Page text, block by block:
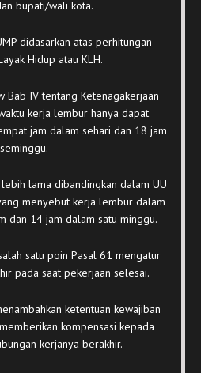
bupati/wali kota.
didasarkan atas perhitungan
Hidup atau KLH.
Bab IV tentang Ketenagakerjaan
kerja lembur hanya dapat
jam dalam sehari dan 18 jam
seminggu.
lama dibandingkan dalam UU
menyebut kerja lembur dalam
dan 14 jam dalam satu minggu.
satu poin Pasal 61 mengatur
pada saat pekerjaan selesai.
ketentuan kewajiban
kompensasi kepada
kerjanya berakhir.